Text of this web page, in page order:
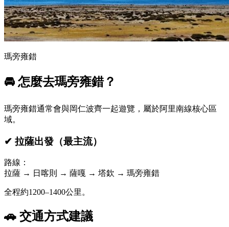
瑪旁雍錯
🚘 怎麼去瑪旁雍錯？
瑪旁雍錯通常會與岡仁波齊一起遊覽，屬於阿里南線核心區
域。
✔ 拉薩出發（最主流）
路線：
拉薩 → 日喀則 → 薩嘎 → 塔欽 → 瑪旁雍錯
全程約1200–1400公里。
🚗 交通方式建議